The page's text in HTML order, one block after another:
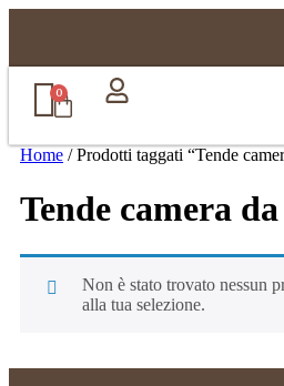
0
Home / Prodotti taggati “Tende
Tende camera
Non è stato trovato nessun
alla tua selezione.